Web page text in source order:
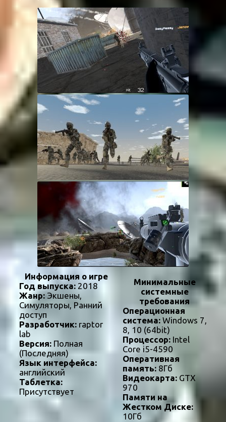
Информация о игре
Год выпуска: 2018
Жанр:Экшены,
Симуляторы, Ранний
доступ
Разработчик: raptor
lab
Версия: Полная
(Последняя)
Язык интерфейса:
английский
Таблетка:
Присутствует
Минимальные
системные
требования
Операционная
система:Windows 7,
8, 10 (64bit)
Процессор:Intel
Core i5-4590
Оперативная
память:8Гб
Видеокарта:GTX
970
Памяти на
Жестком Диске:
10Гб